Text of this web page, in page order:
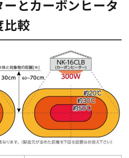
とカーボンヒータ
比較